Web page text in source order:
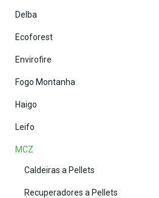
Delba
Ecoforest
Envirofire
Fogo Montanha
Haigo
Leifo
MCZ
Caldeiras a Pellets
Recuperadores a Pellets